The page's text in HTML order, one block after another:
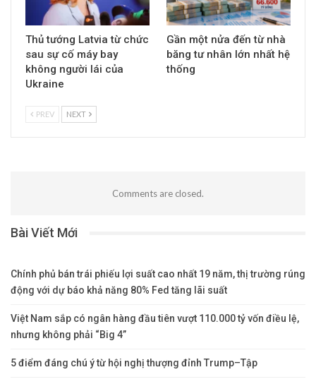
Thủ tướng Latvia từ chức
sau sự cố máy bay
không người lái của
Ukraine
Gần một nửa đến từ nhà
băng tư nhân lớn nhất hệ
thống
PREV NEXT
Comments are closed.
Bài Viết Mới
Chính phủ bán trái phiếu lợi suất cao nhất 19 năm, thị trường rúng
động với dự báo khả năng 80% Fed tăng lãi suất
Việt Nam sắp có ngân hàng đầu tiên vượt 110.000 tỷ vốn điều lệ,
nhưng không phải “Big 4”
5 điểm đáng chú ý từ hội nghị thượng đỉnh Trump–Tập